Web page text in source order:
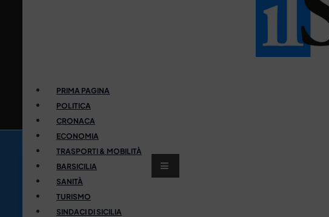
PRIMA PAGINA
POLITICA
CRONACA
ECONOMIA
TRASPORTI & MOBILITÀ
BARSICILIA
SANITÀ
TURISMO
SINDACI DI SICILIA